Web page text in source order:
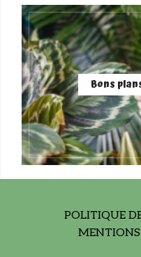
Bons
POLITIQUE
MENTIONS